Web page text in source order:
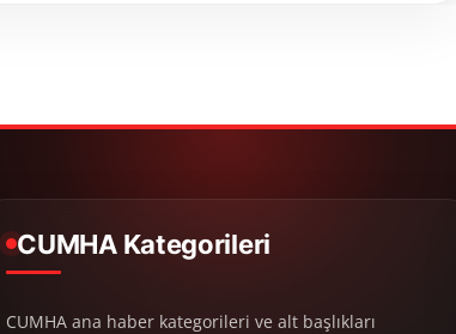
CUMHA Kategorileri
CUMHA ana haber kategorileri ve alt başlıkları